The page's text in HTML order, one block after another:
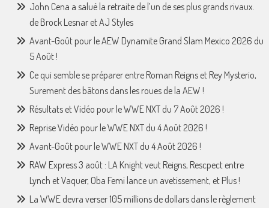
John Cena a salué la retraite de l’un de ses plus grands rivaux.
de Brock Lesnar et AJ Styles
Avant-Goût pour le AEW Dynamite Grand Slam Mexico 2026 du
5 Août !
Ce qui semble se préparer entre Roman Reigns et Rey Mysterio,
Surement des bâtons dans les roues de la AEW !
Résultats et Vidéo pour le WWE NXT du 7 Août 2026 !
Reprise Vidéo pour le WWE NXT du 4 Août 2026 !
Avant-Goût pour le WWE NXT du 4 Août 2026 !
RAW Express 3 août : LA Knight veut Reigns, Rescpect entre
Lynch et Vaquer, Oba Femi lance un avetissement, et Plus !
La WWE devra verser 105 millions de dollars dans le règlement